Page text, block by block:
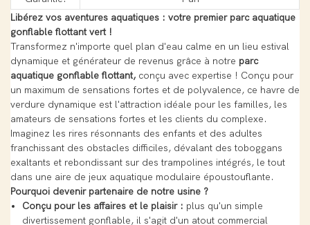
Libérez vos aventures aquatiques : votre premier parc aquatique
gonflable flottant vert !
Transformez n'importe quel plan d'eau calme en un lieu estival
dynamique et générateur de revenus grâce à notre parc
aquatique gonflable flottant, conçu avec expertise ! Conçu pour
un maximum de sensations fortes et de polyvalence, ce havre de
verdure dynamique est l'attraction idéale pour les familles, les
amateurs de sensations fortes et les clients du complexe.
Imaginez les rires résonnants des enfants et des adultes
franchissant des obstacles difficiles, dévalant des toboggans
exaltants et rebondissant sur des trampolines intégrés, le tout
dans une aire de jeux aquatique modulaire époustouflante.
Pourquoi devenir partenaire de notre usine ?
Conçu pour les affaires et le plaisir : plus qu'un simple
divertissement gonflable, il s'agit d'un atout commercial